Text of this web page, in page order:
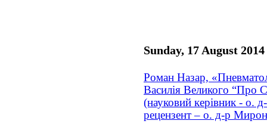
Sunday, 17 August 2014
Роман Назар,
Василія Великого “Про
(науковий керівник - о.
рецензент – о. д-р